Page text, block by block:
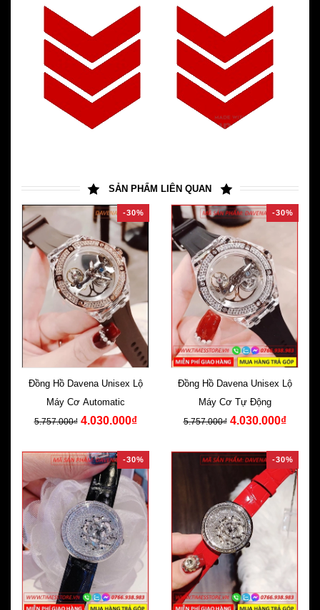
SẢN PHẨM LIÊN QUAN
-30%
Đồng Hồ Davena Unisex Lộ
Máy Cơ Automatic
5.757.000₫ 4.030.000₫
-30%
Đồng Hồ Davena Unisex Lộ
Máy Cơ Tự Động
5.757.000₫ 4.030.000₫
-30% -30%